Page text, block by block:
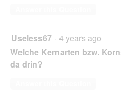
Useless67 · 4 years ago
Welche Kernarten bzw.
da drin?